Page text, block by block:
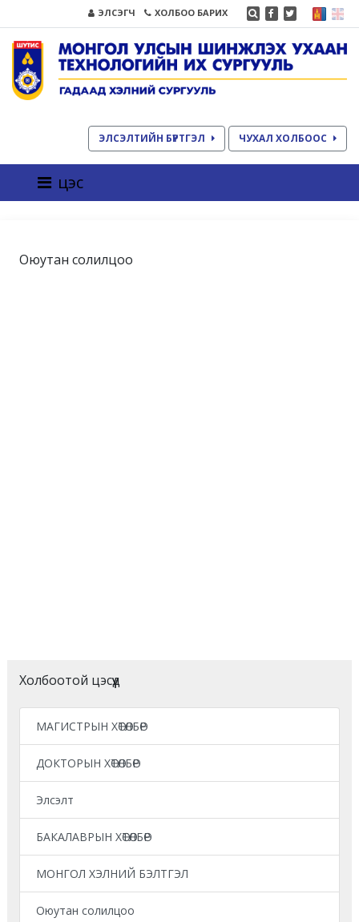
ЭЛСЭГЧ ХОЛБОО БАРИХ
ЭЛСЭЛТИЙН БҮРТГЭЛ ЧУХАЛ ХОЛБООС
цэс
Оюутан солилцоо
Холбоотой цэсүүд
МАГИСТРЫН ХӨТӨЛБӨР
ДОКТОРЫН ХӨТӨЛБӨР
Элсэлт
БАКАЛАВРЫН ХӨТӨЛБӨР
МОНГОЛ ХЭЛНИЙ БЭЛТГЭЛ
Оюутан солилцоо